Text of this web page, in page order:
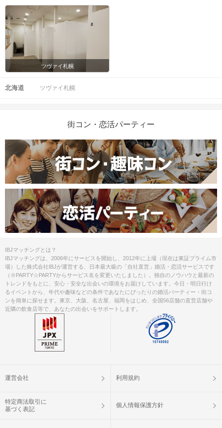
ツヴァイ札幌
北海道 ツヴァイ札幌
街コン・恋活パーティー
IBJマッチングとは？
IBJマッチングは、2006年にサービスを開始し、2012年に上場（現在は東証プライム市
場）した株式会社IBJが運営する、日本最大級の「自社直営」婚活・恋活サービスです
（※PARTY☆PARTYからサービス名を変更いたしました）。独自のノウハウと最新の
トレンドをもとに、安心・安全な出会いの環境をお届けしています。今日・明日行け
るイベントから、年代や趣味などの条件であなたにぴったりの婚活パーティー・街コ
ンを簡単に探せます。東京、大阪、名古屋、福岡をはじめ、全国56店舗の直営店舗や
近隣の飲食店等で、あなたの出会いをサポートします。
運営会社 利用規約
特定商法取引に
基づく表記
個人情報保護方針